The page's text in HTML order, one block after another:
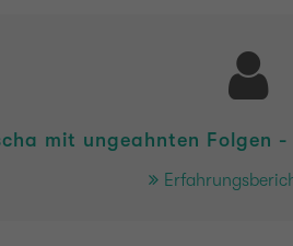
mit ungeahnten Folgen